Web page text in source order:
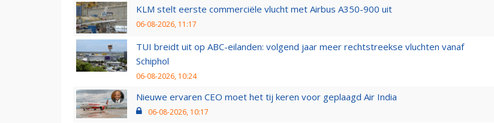
KLM stelt eerste commerciële vlucht met Airbus A350-900 uit
06-08-2026, 11:17
TUI breidt uit op ABC-eilanden: volgend jaar meer rechtstreekse vluchten vanaf
Schiphol
06-08-2026, 10:24
Nieuwe ervaren CEO moet het tij keren voor geplaagd Air India
06-08-2026, 10:17